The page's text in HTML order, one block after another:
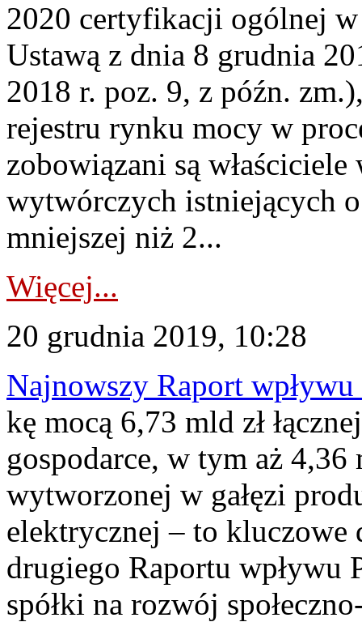
2020 certyfikacji ogólnej
Ustawą z dnia 8 grudnia
2018 r. poz. 9, z późn.
rejestru rynku mocy w
zobowiązani są
wytwórczych istniejących
mniejszej niż 2...
Więcej...
20 grudnia 2019, 10:28
Najnowszy Raport wpływu
kę mocą 6,73 mld zł
gospodarce, w tym aż 4,36
wytworzonej w gałęzi
elektrycznej – to kluczowe
drugiego Raportu wpływu
spółki na rozwój